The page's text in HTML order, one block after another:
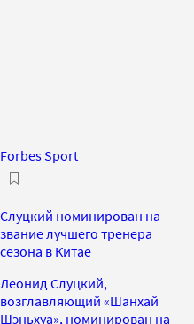
Forbes Sport
Слуцкий номинирован на
звание лучшего тренера
сезона в Китае
Леонид Слуцкий,
возглавляющий «Шанхай
Шэньхуа», номинирован на